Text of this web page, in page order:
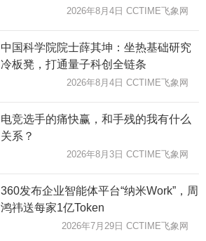
2026年8月4日 CCTIME飞象网
中国科学院院士薛其坤：坐热基础研究
冷板凳，打通量子科创全链条
2026年8月4日 CCTIME飞象网
电竞选手的痛快赢，和手残的我有什么
关系？
2026年8月3日 CCTIME飞象网
360发布企业智能体平台“纳米Work”，周
鸿祎送每家1亿Token
2026年7月29日 CCTIME飞象网